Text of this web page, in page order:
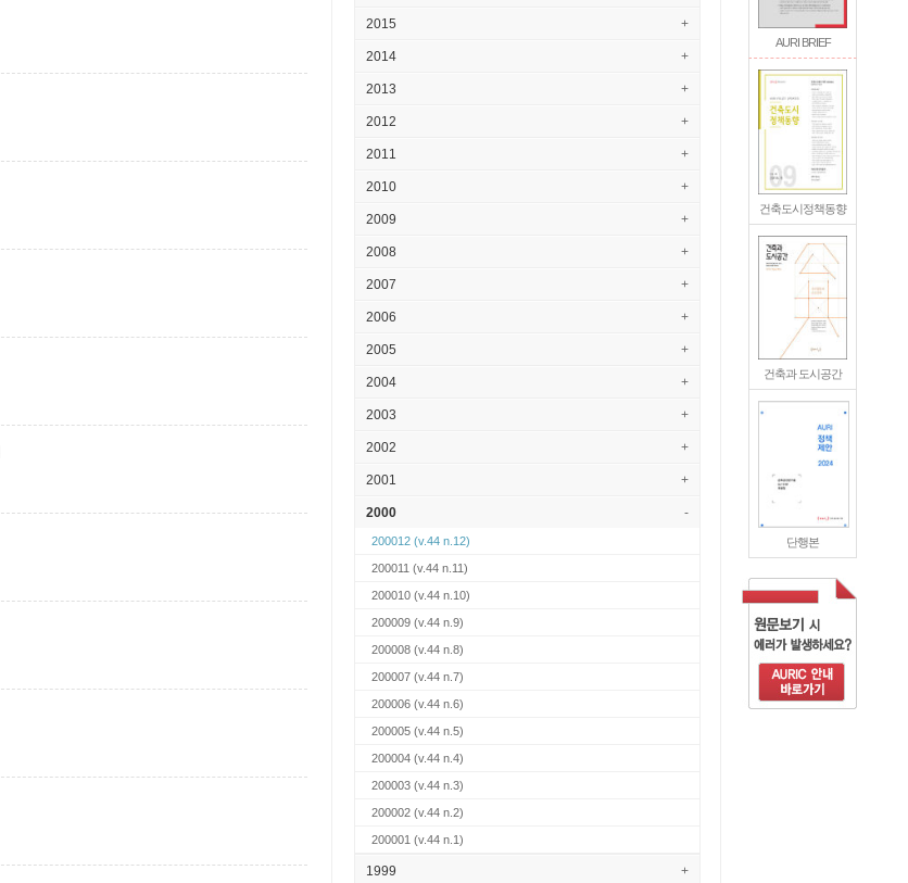
AURI BRIEF
건축도시정책동향
건축과 도시공간
단행본
2015 +
2014 +
2013 +
2012 +
2011 +
2010 +
2009 +
2008 +
2007 +
2006 +
2005 +
2004 +
2003 +
2002 +
2001 +
2000 -
200012 (v.44 n.12)
200011 (v.44 n.11)
200010 (v.44 n.10)
200009 (v.44 n.9)
200008 (v.44 n.8)
200007 (v.44 n.7)
200006 (v.44 n.6)
200005 (v.44 n.5)
200004 (v.44 n.4)
200003 (v.44 n.3)
200002 (v.44 n.2)
200001 (v.44 n.1)
1999 +